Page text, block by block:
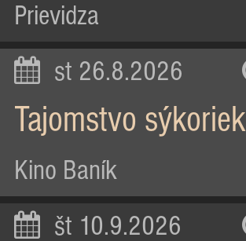
Prievidza
st 26.8.2026
Tajomstvo sýkoriek
Kino Baník
št 10.9.2026